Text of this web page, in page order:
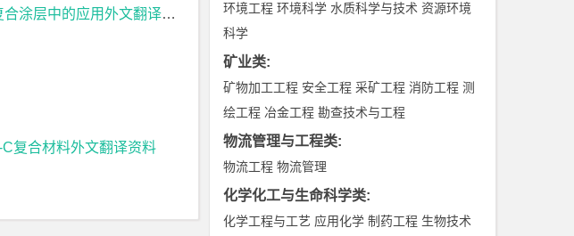
层中的应用外文翻译资料
复合材料外文翻译资料
环境工程 环境科学 水质科学与技术 资源环境
科学
矿业类:
矿物加工工程 安全工程 采矿工程 消防工程 测
绘工程 冶金工程 勘查技术与工程
物流管理与工程类:
物流工程 物流管理
化学化工与生命科学类:
化学工程与工艺 应用化学 制药工程 生物技术